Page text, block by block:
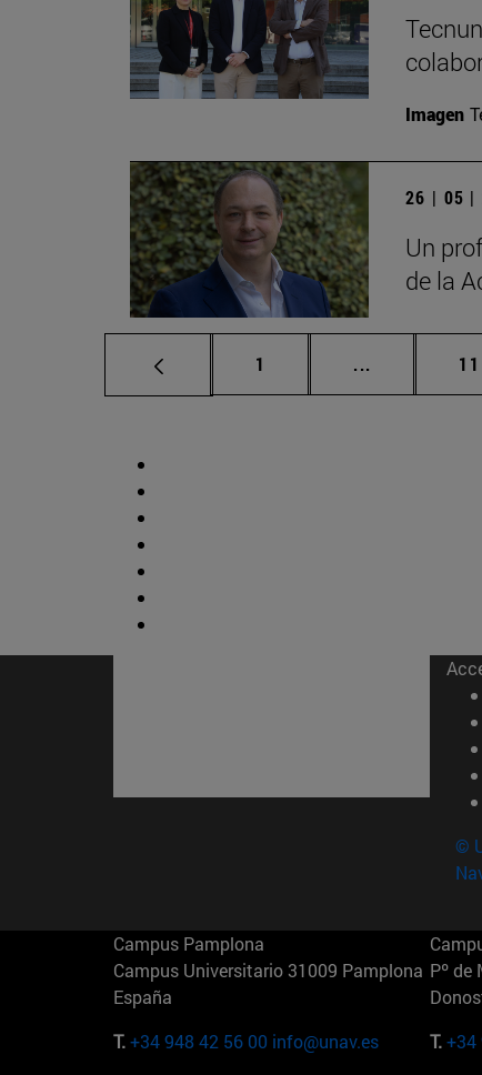
Imagen
26 | 05 |
Un
de la
Página
1 ... Páginas 11
©
Campus Pamplona
Campus Universitario 31009 Pamplona
España
T.+34 948 42 56 00 info@unav.es
Pº de
T.+34